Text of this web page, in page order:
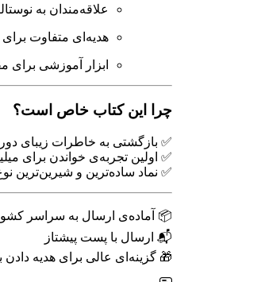
علاقه‌مندان به
هدیه‌ای متفاوت برای
ابزار آموزشی برای
چرا این کتاب خاص است؟
✅ بازگشتی به خاطرات زیبای
✅ اولین تجربه‌ی خواندن برای
✅ نماد ساده‌ترین و شیرین‌ترین
📦 آماده‌ی ارسال به سراسر
📬 ارسال با پست پیشتاز
🎁 گزینه‌ای عالی برای هدیه